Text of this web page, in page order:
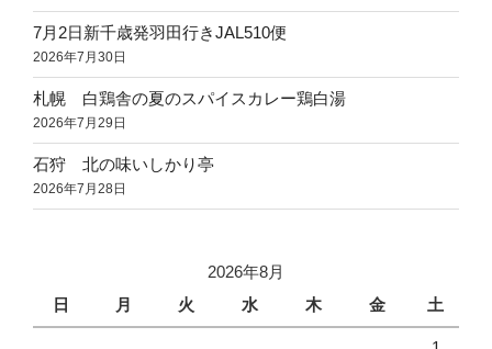
7月2日新千歳発羽田行きJAL510便
2026年7月30日
札幌 白鶏舎の夏のスパイスカレー鶏白湯
2026年7月29日
石狩 北の味いしかり亭
2026年7月28日
2026年8月
日
月 火 水 木 金 土